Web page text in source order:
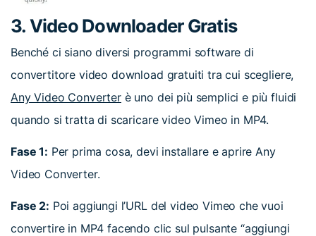
3. Video Downloader Gratis
Benché ci siano diversi programmi software di
convertitore video download gratuiti tra cui scegliere,
Any Video Converterè uno dei più semplici e più fluidi
quando si tratta di scaricare video Vimeo in MP4.
Fase 1: Per prima cosa, devi installare e aprire Any
Video Converter.
Fase 2: Poi aggiungi l’URL del video Vimeo che vuoi
convertire in MP4 facendo clic sul pulsante “aggiungi